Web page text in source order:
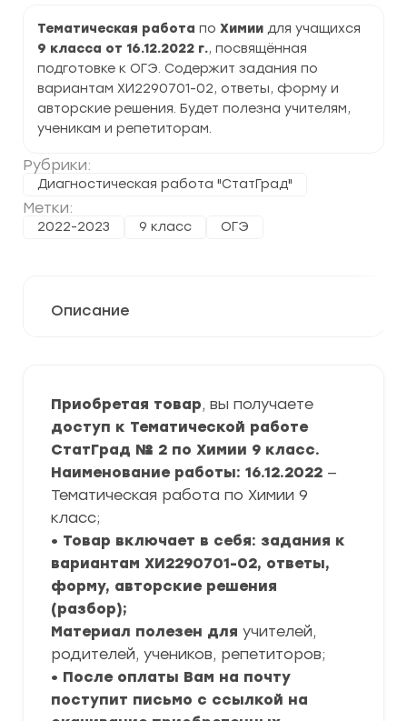
Тематическая работа по Химии для учащихся
9 класса от 16.12.2022 г., посвящённая
подготовке к ОГЭ. Содержит задания по
вариантам ХИ2290701-02, ответы, форму и
авторские решения. Будет полезна учителям,
ученикам и репетиторам.
Рубрики:
Диагностическая работа "СтатГрад"
Метки:
2022-2023 9 класс ОГЭ
(ХИ2290701-
02)
задания
и
ответы
Описание
Приобретая товар, вы получаете
доступ к Тематической работе
СтатГрад № 2 по Химии 9 класс.
Наименование работы: 16.12.2022 —
Тематическая работа по Химии 9
класс;
• Товар включает в себя: задания к
вариантам ХИ2290701-02, ответы,
форму, авторские решения
(разбор);
Материал полезен для учителей,
родителей, учеников, репетиторов;
• После оплаты Вам на почту
поступит письмо с ссылкой на